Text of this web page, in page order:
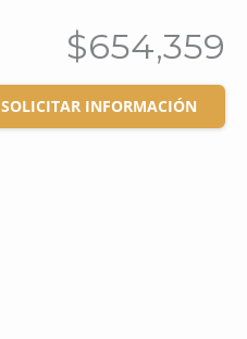
$654,359
SOLICITAR INFORMACIÓN